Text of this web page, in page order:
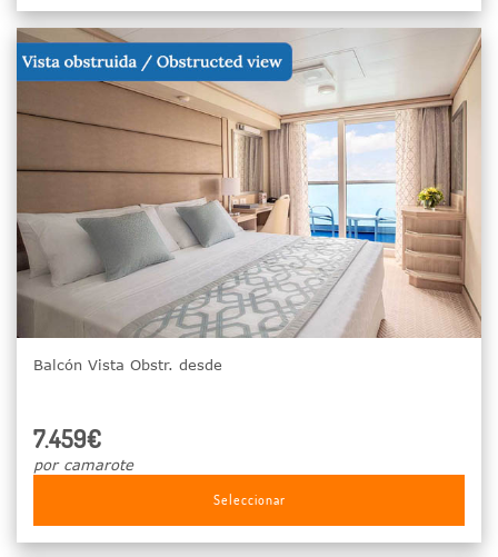
Balcón Vista Obstr. desde
7.459€
por camarote
Seleccionar